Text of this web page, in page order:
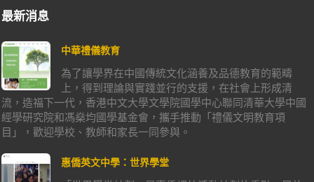
最新消息
中華禮儀教育
為了讓學界在中國傳統文化涵養及品德教育的範疇
上，得到理論與實踐並行的支援，在社會上形成清
流，造福下一代，香港中文大學文學院國學中心聯同清華大學中國
經學研究院和馮燊均國學基金會，攜手推動「禮儀文明教育項
目」，歡迎學校、教師和家長一同參與。
惠僑英文中學：世界學堂